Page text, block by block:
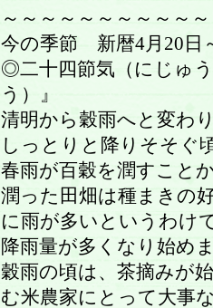
～～～～～～～～～～
今の季節 新暦4月20日
◎二十四節気（にじゅ
う）』
清明から穀雨へと変わ
しっとりと降りそそぐ
春雨が百穀を潤すこと
潤った田畑は種まきの
に雨が多いというわけ
降雨量が多くなり始め
穀雨の頃は、茶摘みが
む米農家にとって大事